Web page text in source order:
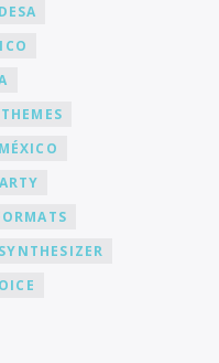
MÉXICO
SYNTHESIZER